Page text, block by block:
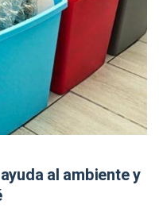
al ambiente y